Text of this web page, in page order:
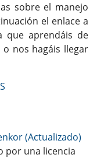
sobre el manejo
el enlace a
que aprendáis de
nos hagáis llegar
(Actualizado)
por una licencia